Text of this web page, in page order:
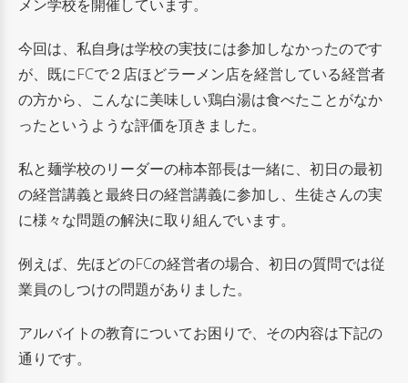
メン学校を開催しています。
今回は、私自身は学校の実技には参加しなかったのです
が、既にFCで２店ほどラーメン店を経営している経営者
の方から、こんなに美味しい鶏白湯は食べたことがなか
ったというような評価を頂きました。
私と麺学校のリーダーの柿本部長は一緒に、初日の最初
の経営講義と最終日の経営講義に参加し、生徒さんの実
に様々な問題の解決に取り組んでいます。
例えば、先ほどのFCの経営者の場合、初日の質問では従
業員のしつけの問題がありました。
アルバイトの教育についてお困りで、その内容は下記の
通りです。